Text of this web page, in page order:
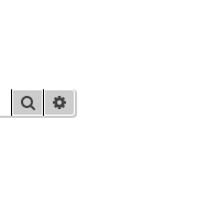
Rechercher